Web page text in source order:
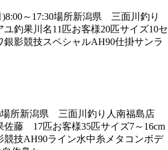
)8:00～17:30場所新潟県 三面川釣り
釣果川名11匹お客様20匹サイズ10セ
銀影競技スペシャルAH90仕掛サンラ
)場所新潟県 三面川釣り人南福島店
佐藤 17匹お客様35匹サイズ7～16cm
競技AH90ライン水中糸メタコンボデ